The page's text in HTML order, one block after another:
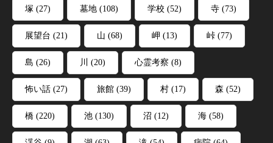
塚 (27) 墓地 (108) 学校 (52) 寺 (73)
展望台 (21) 山 (68) 岬 (13) 峠 (77)
島 (26) 川 (20) 心霊考察 (8)
怖い話 (27) 旅館 (39) 村 (17) 森 (52)
橋 (220) 池 (130) 沼 (12) 海 (58)